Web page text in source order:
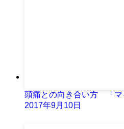
頭痛との向き合い方 「マ
2017年9月10日